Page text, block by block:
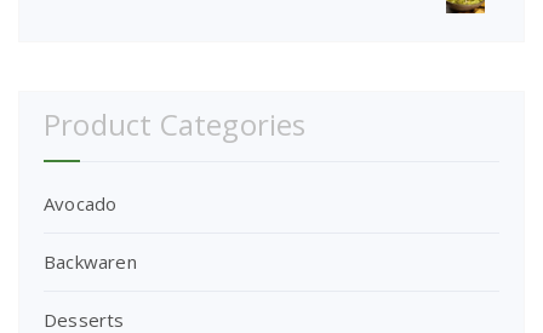
Product Categories
Avocado
Backwaren
Desserts